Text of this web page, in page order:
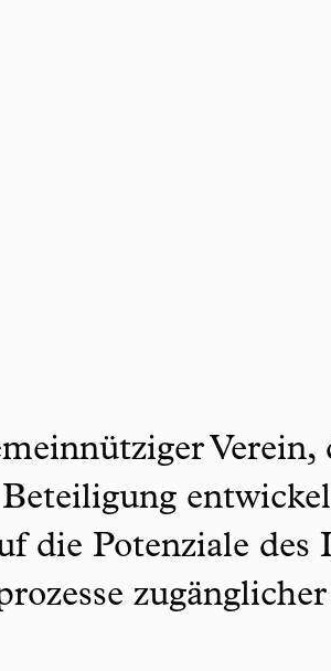
die Potenziale des